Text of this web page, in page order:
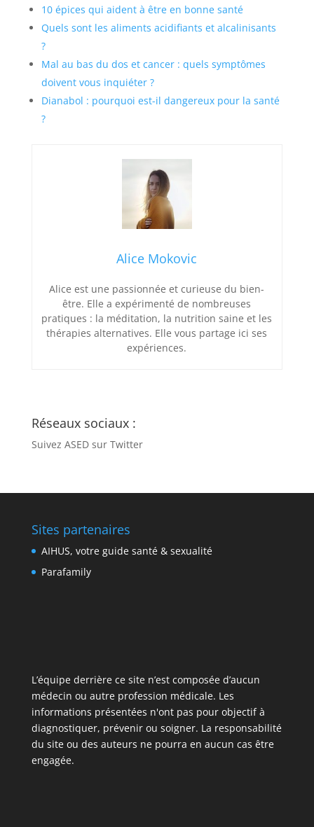
10 épices qui aident à être en bonne santé
Quels sont les aliments acidifiants et alcalinisants
?
Mal au bas du dos et cancer : quels symptômes
doivent vous inquiéter ?
Dianabol : pourquoi est-il dangereux pour la santé
?
Alice Mokovic
Alice est une passionnée et curieuse du bien-
être. Elle a expérimenté de nombreuses
pratiques : la méditation, la nutrition saine et les
thérapies alternatives. Elle vous partage ici ses
expériences.
Réseaux sociaux :
Suivez ASED sur Twitter
Sites partenaires
AIHUS, votre guide santé & sexualité
Parafamily
L’équipe derrière ce site n’est composée d’aucun
médecin ou autre profession médicale. Les
informations présentées n'ont pas pour objectif à
diagnostiquer, prévenir ou soigner. La responsabilité
du site ou des auteurs ne pourra en aucun cas être
engagée.